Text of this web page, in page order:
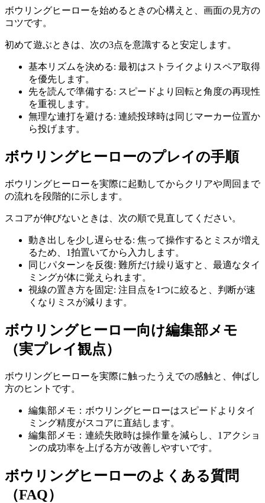
ボウリングヒーローを始めるときの心構えと、画面の見方の
コツです。
初めて遊ぶときは、次の3点を意識すると安定します。
基本リズムを決める: 最初はストライクよりスペア取得
を優先します。
先を読んで準備する: スピードより回転と角度の再現性
を重視します。
無理な連打を避ける: 連続投球時は同じマーカー位置か
ら投げます。
ボウリングヒーローのプレイの手順
ボウリングヒーローを実際に起動してからクリアや周回まで
の流れを段階的に示します。
スコアが伸びないときは、次の順で見直してください。
動き出しを少し遅らせる: 焦って操作するとミスが増え
るため、1拍置いてから入力します。
同じパターンを反復: 難所だけ繰り返すと、最適なタイ
ミングが体に覚えられます。
視線の置き方を固定: 注目点を1つに絞ると、判断が速
くなりミスが減ります。
ボウリングヒーロー向け編集部メモ
（実プレイ観点）
ボウリングヒーローを実際に触ったうえでの感触と、伸ばし
方のヒントです。
編集部メモ：ボウリングヒーローはスピードよりタイ
ミング精度がスコアに直結します。
編集部メモ：連続失敗時は操作量を減らし、1アクショ
ンの成功率を上げる方が改善しやすいです。
ボウリングヒーローのよくある質問
（FAQ）